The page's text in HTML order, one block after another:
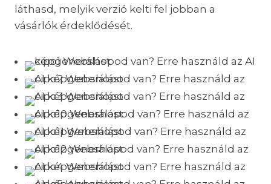
láthasd, melyik verzió kelti fel jobban a
vásárlók érdeklődését.